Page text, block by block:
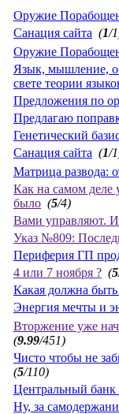
Оружие
Санация сайта (1/
Оружие
Язык, мышление,
свете теории
Предложения по
Предлагаю
Генетический
Санация сайта (1/
Матрица развода:
Как на самом деле
было (5/4)
Вами управляют. И
Указ №809:
Периферия ГП
4 или 7 ноября ? (5
Какая должна
Энергия мечты и
Вторжение уже
(9.99/451)
Чисто чтобы не
(5/110)
Центральный банк
Ну, за